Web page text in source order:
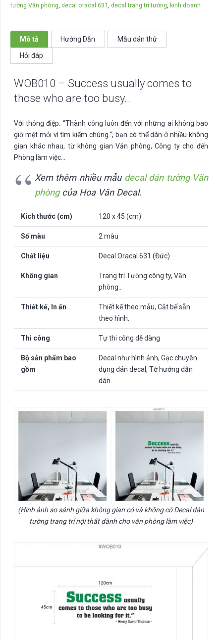
comes
who
are
too
số
lượng
tường Văn phòng, decal oracal 631, decal trang trí tường, kinh doanh
Mô tả Hướng Dẫn Mẫu dán thử
Hỏi đáp
WOB010 – Success usually comes to
those who are too busy…
Với thông điệp: “Thành công luôn đến với những ai không bao
giờ mệt mỏi vì tìm kiếm chúng.“, bạn có thể dán ở nhiều không
gian khác nhau, từ không gian Văn phòng, Công ty cho đến
Phòng làm việc…
Xem thêm nhiều mẫu decal dán tường Văn
phòngcủa Hoa Văn Decal.
Kích thước (cm) 120 x 45 (cm)
Số màu 2 màu
Chất liệu Decal Oracal 631 (Đức)
Không gian
Trang trí Tường công ty, Văn
phòng…
Thiết kế, In ấn
Thiết kế theo mẫu, Cắt bế sẵn
theo hình.
Thi công Tự thi công dễ dàng
Bộ sản phẩm bao
gồm
Decal như hình ảnh, Gạc chuyên
dụng dán decal, Tờ hướng dẫn
dán.
(Hình ảnh so sánh giữa không gian có và không có Decal dán
tường trang trí nội thất dành cho văn phòng làm việc)